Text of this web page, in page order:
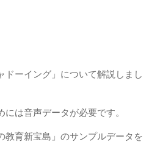
ドーイング」について解説しまし
は音声データが必要です。
教育新宝島」のサンプルデータを